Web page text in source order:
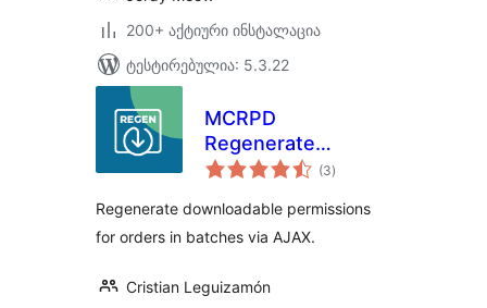
200+ აქტიური ინსტალაცია
ტესტირებულია: 5.3.22
MCRPD
Regenerate
Download
woocommerce
(3საერთო
რეიტინგი
)
Regenerate downloadable permissions
for orders in batches via AJAX.
Cristian Leguizamón